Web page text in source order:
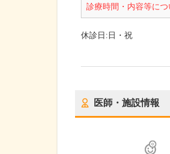
診療時間・内容等に
休診日:日・祝
医師・施設情報